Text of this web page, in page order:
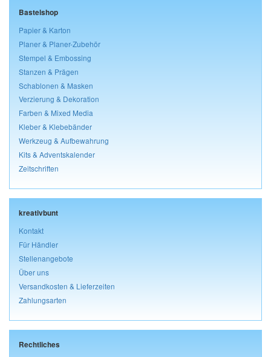
Bastelshop
Papier & Karton
Planer & Planer-Zubehör
Stempel & Embossing
Stanzen & Prägen
Schablonen & Masken
Verzierung & Dekoration
Farben & Mixed Media
Kleber & Klebebänder
Werkzeug & Aufbewahrung
Kits & Adventskalender
Zeitschriften
kreativbunt
Kontakt
Für Händler
Stellenangebote
Über uns
Versandkosten & Lieferzeiten
Zahlungsarten
Rechtliches